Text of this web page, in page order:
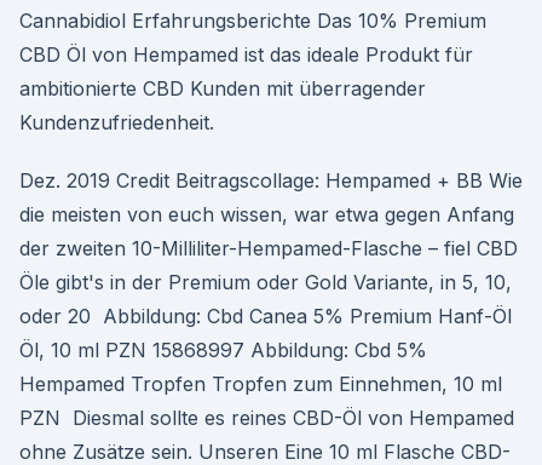
Cannabidiol Erfahrungsberichte Das 10% Premium
CBD Öl von Hempamed ist das ideale Produkt für
ambitionierte CBD Kunden mit überragender
Kundenzufriedenheit.
Dez. 2019 Credit Beitragscollage: Hempamed + BB Wie
die meisten von euch wissen, war etwa gegen Anfang
der zweiten 10-Milliliter-Hempamed-Flasche – fiel CBD
Öle gibt's in der Premium oder Gold Variante, in 5, 10,
oder 20 Abbildung: Cbd Canea 5% Premium Hanf-Öl
Öl, 10 ml PZN 15868997 Abbildung: Cbd 5%
Hempamed Tropfen Tropfen zum Einnehmen, 10 ml
PZN Diesmal sollte es reines CBD-Öl von Hempamed
ohne Zusätze sein. Unseren Eine 10 ml Flasche CBD-